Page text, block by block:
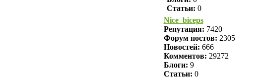
Статьи: 0
Nice_biceps
Репутация: 7420
Форум постов: 2305
Новостей: 666
Комментов: 29272
Блоги: 9
Статьи: 0